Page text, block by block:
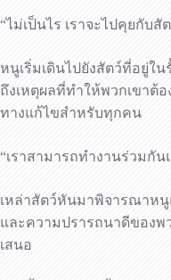
“ไม่เป็นไร เราจะไปคุยกับ
หนูเริ่มเดินไปยังสัตว์ที่อยู่ใน
ถึงเหตุผลที่ทำให้พวกเขาต้
ทางแก้ไขสำหรับทุกคน
“เราสามารถทำงานร่วมกั
เหล่าสัตว์หันมาพิจารณาหนู
และความปรารถนาดีของ
เสนอ